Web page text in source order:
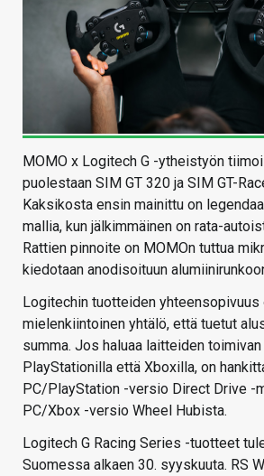
MOMO x Logitech G -ytheistyön
puolestaan SIM GT 320 ja SIM GT-
Kaksikosta ensin mainittu on
mallia, kun jälkimmäinen on rata-
Rattien pinnoite on MOMOn tuttua
kiedotaan anodisoituun
Logitechin tuotteiden yhteensopivuus
mielenkiintoinen yhtälö, että tuetut
summa. Jos haluaa laitteiden
PlayStationilla että Xboxilla, on
PC/PlayStation -versio Direct Drive -
PC/Xbox -versio Wheel Hubista.
Logitech G Racing Series -tuotteet
Suomessa alkaen 30. syyskuuta. RS